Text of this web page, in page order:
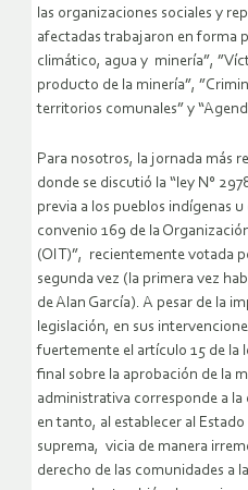
las organizaciones sociales y
afectadas trabajaron en forma
climático, agua y minería”,
producto de la minería”,
territorios comunales” y
Para nosotros, la jornada más
donde se discutió la “ley N°
previa a los pueblos indígenas
convenio 169 de la
(OIT)”, recientemente votada
segunda vez (la primera vez
de Alan García). A pesar de la
legislación, en sus
fuertemente el artículo 15 de la
final sobre la aprobación de la
administrativa corresponde a
en tanto, al establecer al
suprema, vicia de manera
derecho de las comunidades a